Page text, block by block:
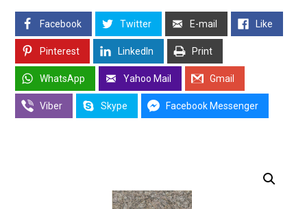
Facebook Twitter E-mail Like
Pinterest LinkedIn Print
WhatsApp Yahoo Mail Gmail
Viber Skype Facebook Messenger